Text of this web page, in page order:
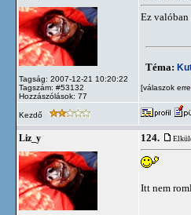
Tagság: 2007-12-21 10:20:22
Tagszám: #53132
Hozzászólások: 77
Ez valóban
Téma:
[válaszok
Kezdő
Liz_y 124.
Itt nem